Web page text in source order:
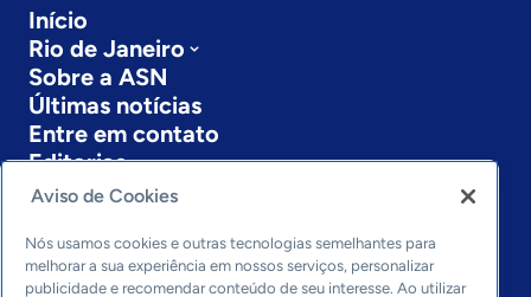
Início
Rio de Janeiro
Sobre a ASN
Últimas notícias
Entre em contato
Editorias
Economia & Política
Inovação & Tecnologia
Cultura empreendedora
Aviso de Cookies
Nós usamos cookies e outras tecnologias semelhantes para
melhorar a sua experiência em nossos serviços, personalizar
publicidade e recomendar conteúdo de seu interesse. Ao utilizar